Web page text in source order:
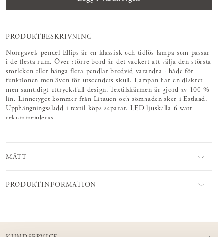
PRODUKTBESKRIVNING
Norrgavels pendel Ellips är en klassisk och tidlös lampa som passar
i de flesta rum. Över större bord är det vackert att välja den största
storleken eller hänga flera pendlar bredvid varandra - både för
funktionen men även för utseendets skull. Lampan har en diskret
men samtidigt uttrycksfull design. Textilskärmen är gjord av 100 %
lin. Linnetyget kommer från Litauen och sömnaden sker i Estland.
Upphängningssladd i textil köps separat. LED ljuskälla 6 watt
rekommenderas.
MÅTT
PRODUKTINFORMATION